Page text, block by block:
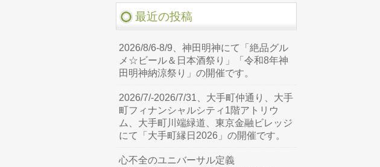
最近の投稿
2026/8/6-8/9、神田明神にて「絶品グル
メ☆ビール＆日本酒祭り」「令和8年神
田明神納涼祭り」の開催です。
2026/7/-2026/7/31、大手町仲通り、大手
町フィナンシャルシティ1階アトリウ
ム、大手町川端緑道、東京金融ビレッジ
にて「大手町縁日2026」の開催です。
心不全のユニバーサル定義